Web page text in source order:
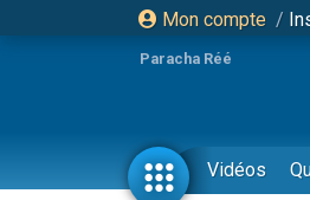
Mon compte /
Paracha Réé
Vidéos